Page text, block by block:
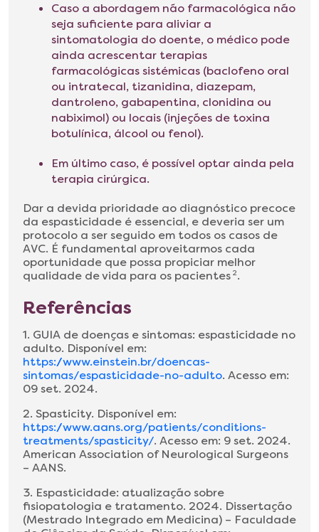
Caso a abordagem não farmacológica não
seja suficiente para aliviar a
sintomatologia do doente, o médico pode
ainda acrescentar terapias
farmacológicas sistémicas (baclofeno oral
ou intratecal, tizanidina, diazepam,
dantroleno, gabapentina, clonidina ou
nabiximol) ou locais (injeções de toxina
botulínica, álcool ou fenol).
Em último caso, é possível optar ainda pela
terapia cirúrgica.
Dar a devida prioridade ao diagnóstico precoce
da espasticidade é essencial, e deveria ser um
protocolo a ser seguido em todos os casos de
AVC. É fundamental aproveitarmos cada
oportunidade que possa propiciar melhor
qualidade de vida para os pacientes 2.
Referências
1. GUIA de doenças e sintomas: espasticidade no
adulto. Disponível em:
https://www.einstein.br/doencas-
sintomas/espasticidade-no-adulto. Acesso em:
09 set. 2024.
2. Spasticity. Disponível em:
https://www.aans.org/patients/conditions-
treatments/spasticity/. Acesso em: 9 set. 2024.
American Association of Neurological Surgeons
– AANS.
3. Espasticidade: atualização sobre
fisiopatologia e tratamento. 2024. Dissertação
(Mestrado Integrado em Medicina) – Faculdade